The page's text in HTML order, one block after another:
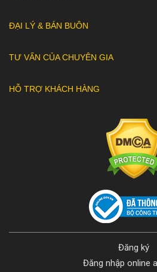
ĐẠI LÝ & BÁN BUÔN
TƯ VẤN CỦA CHUYÊN GIA
HỖ TRỢ KHÁCH HÀNG
Đăng ký
Đăng nhập online